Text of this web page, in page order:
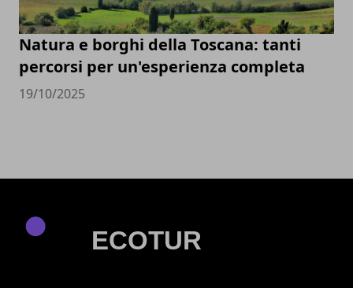
Natura e borghi della Toscana: tanti
percorsi per un'esperienza completa
19/10/2025